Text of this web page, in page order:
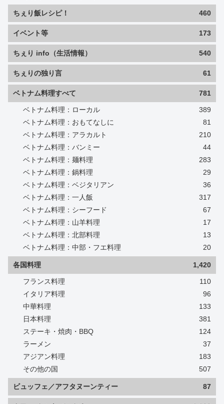
ちぇり飯レシピ！ 460
イベント等 173
ちぇり info（生活情報） 540
ちぇりの独り言 61
ベトナム料理すべて 781
ベトナム料理：ローカル
389
ベトナム料理：おもてなしに
81
ベトナム料理：アラカルト
210
ベトナム料理：バンミー
44
ベトナム料理：麺料理
283
ベトナム料理：鍋料理
29
ベトナム料理：ベジタリアン
36
ベトナム料理：一人飯
317
ベトナム料理：シーフード
67
ベトナム料理：山羊料理
17
ベトナム料理：北部料理
13
ベトナム料理：中部・フエ料理
20
各国料理 1,420
フランス料理
110
イタリア料理
96
中華料理
133
日本料理
381
ステーキ・焼肉・BBQ
124
ラーメン
37
アジアン料理
183
その他の国
507
ビュッフェ／アフタヌーンティー 87